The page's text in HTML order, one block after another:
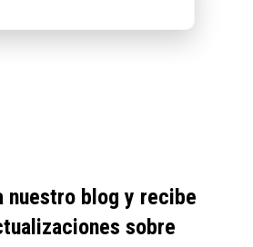
nuestro blog y recibe
sobre